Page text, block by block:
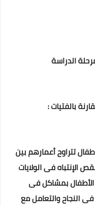
الدراسة
بالفتيات :
يشخص طفل واحد من بين 10 أطفال تتراوح أعمارهم بين
الإنتباه فى الولايات
الأطفال بمشاكل فى
النجاح والتعامل مع